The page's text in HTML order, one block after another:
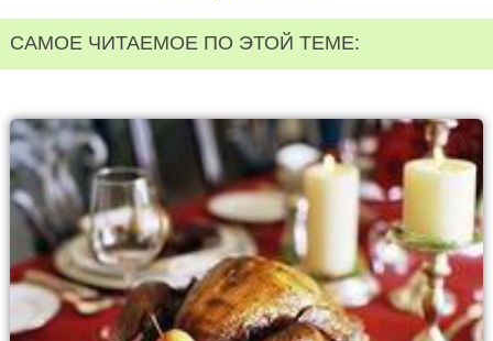
САМОЕ ЧИТАЕМОЕ ПО ЭТОЙ ТЕМЕ: